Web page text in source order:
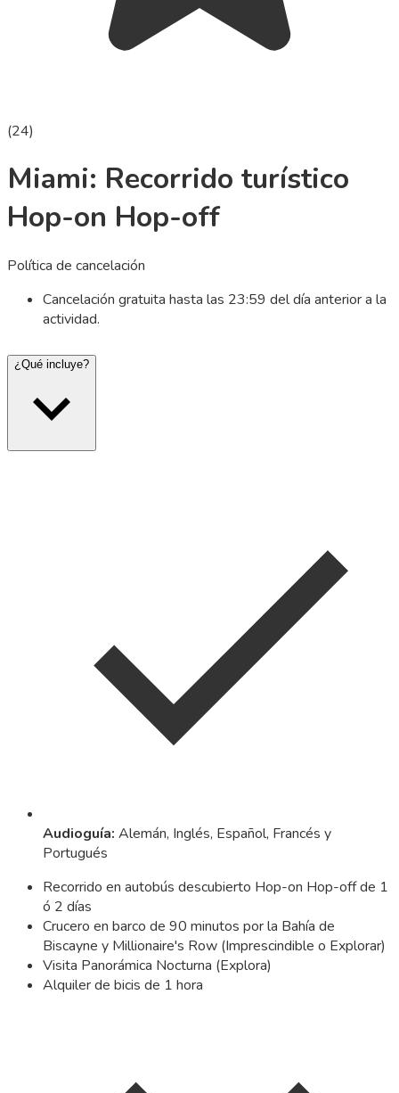
(24)
Miami: Recorrido turístico
Hop-on Hop-off
Política de cancelación
Cancelación gratuita hasta las 23:59 del día anterior a la
actividad.
¿Qué incluye?
Audioguía: Alemán, Inglés, Español, Francés y
Portugués
Recorrido en autobús descubierto Hop-on Hop-off de 1
ó 2 días
Crucero en barco de 90 minutos por la Bahía de
Biscayne y Millionaire's Row (Imprescindible o Explorar)
Visita Panorámica Nocturna (Explora)
Alquiler de bicis de 1 hora